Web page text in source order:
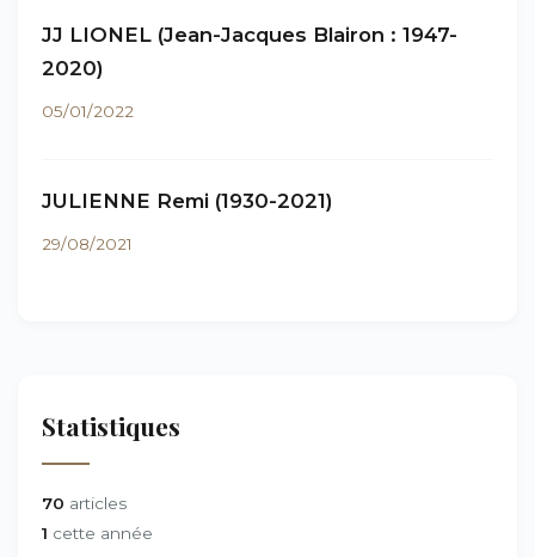
JJ LIONEL (Jean-Jacques Blairon : 1947-
2020)
05/01/2022
JULIENNE Remi (1930-2021)
29/08/2021
Statistiques
70 articles
1 cette année